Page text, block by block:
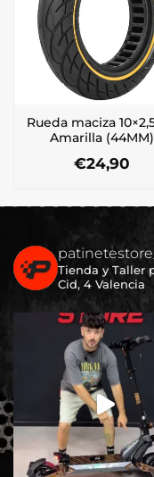
Rueda maciza
Amarilla (44MM)
€24,90
patinetestore_
Tienda y Taller
Cid, 4 Valencia